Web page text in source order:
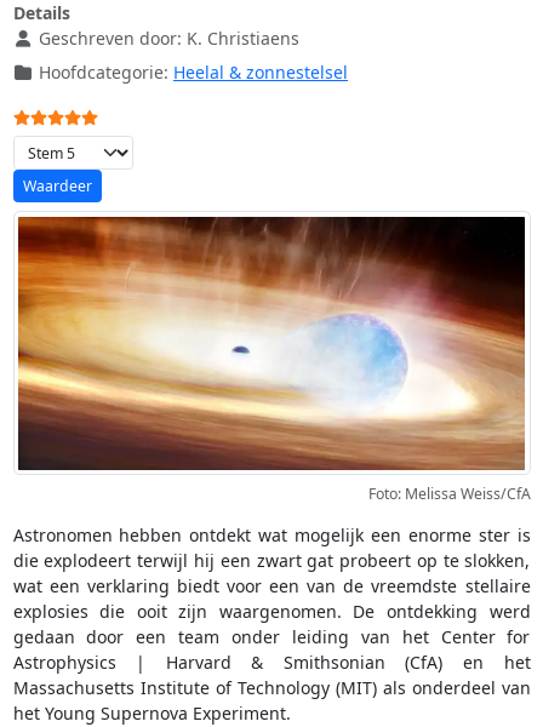
Details
Geschreven door: K. Christiaens
Hoofdcategorie: Heelal & zonnestelsel
Gebruikerswaardering:
Voeg waardering toe
Foto: Melissa Weiss/CfA
Astronomen hebben ontdekt wat mogelijk een enorme ster is
die explodeert terwijl hij een zwart gat probeert op te slokken,
wat een verklaring biedt voor een van de vreemdste stellaire
explosies die ooit zijn waargenomen. De ontdekking werd
gedaan door een team onder leiding van het Center for
Astrophysics | Harvard & Smithsonian (CfA) en het
Massachusetts Institute of Technology (MIT) als onderdeel van
het Young Supernova Experiment.